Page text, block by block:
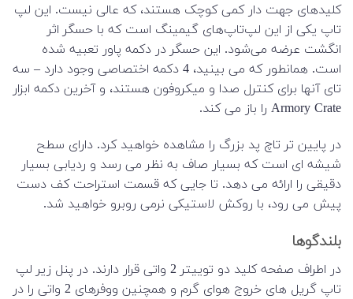
کلیدهای جهت دار کمی کوچک هستند، که عالی نیست. این لپ
تاپ یکی از این لپ‌تاپ‌های گیمینگ است که با حسگر اثر
انگشت عرضه می‌شود. این حسگر در دکمه پاور تعبیه شده
است. همانطور که می بینید، 4 دکمه اختصاصی وجود دارد – سه
تای آنها برای کنترل صدا و میکروفون هستند، و آخرین دکمه ابزار
Armory Crate را باز می کند.
در پایین تر تاچ پد بزرگ را مشاهده خواهید کرد. دارای سطح
شیشه ای است که بسیار صاف به نظر می رسد و ردیابی بسیار
دقیقی را ارائه می دهد. تا جایی که قسمت استراحت کف دست
پیش می رود، با روکش لاستیکی نرمی روبرو خواهید شد.
بلندگوها
در اطراف صفحه کلید دو توییتر 2 واتی قرار دارند. در پنل زیر لپ
تاپ گریل های خروج هوای گرم و همچنین ووفرهای 2 واتی را در